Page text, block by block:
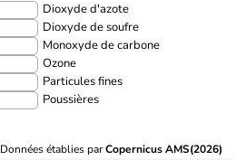
Dioxyde d'azote
Dioxyde de soufre
Monoxyde de carbone
Ozone
Particules fines
Poussières
Données établies parCopernicus AMS(2026)